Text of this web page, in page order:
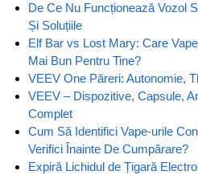
De Ce Nu Funcționează Vozol
Și Soluțiile
Elf Bar vs Lost Mary: Care
Mai Bun Pentru Tine?
VEEV One Păreri: Autonomie,
VEEV – Dispozitive, Capsule,
Complet
Cum Să Identifici Vape-urile
Verifici Înainte De Cumpărare?
Expiră Lichidul de Țigară